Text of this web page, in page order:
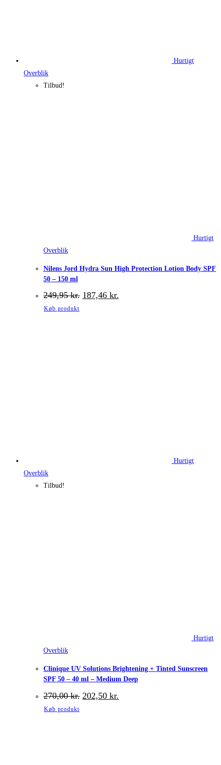
Hurtigt
Overblik
Tilbud!
Hurtigt
Overblik
Nilens Jord Hydra Sun High Protection Lotion Body SPF
50 – 150 ml
249,95kr. Den
oprindelige
187,46 kr.
Køb produkt
Hurtigt
Overblik
Tilbud!
Hurtigt
Overblik
Clinique UV Solutions Brightening + Tinted Sunscreen
SPF 50 – 40 ml – Medium Deep
270,00kr. Den
oprindelige
202,50 kr.
aktuelle
Køb produkt